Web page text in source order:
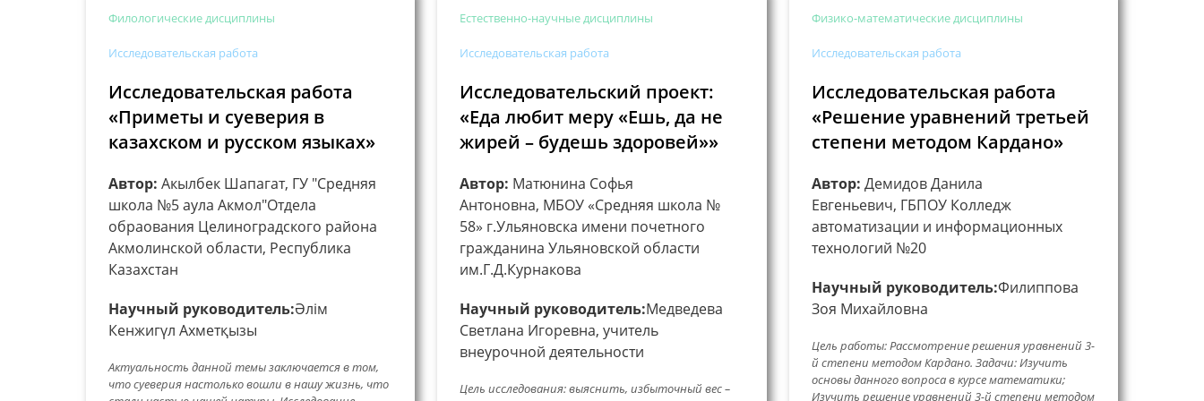
Филологические дисциплины
Исследовательская работа
Исследовательская работа
«Приметы и суеверия в
казахском и русском языках»
Автор: Акылбек Шапагат, ГУ "Средняя
школа №5 аула Акмол"Отдела
обраования Целиноградского района
Акмолинской области, Республика
Казахстан
Научный руководитель:Әлім
Кенжигүл Ахметқызы
Актуальность данной темы заключается в том,
что суеверия настолько вошли в нашу жизнь, что
Естественно-научные дисциплины
Исследовательская работа
Исследовательский проект:
«Еда любит меру «Ешь, да не
жирей – будешь здоровей»»
Автор: Матюнина Софья
Антоновна, МБОУ «Средняя школа №
58» г.Ульяновска имени почетного
гражданина Ульяновской области
им.Г.Д.Курнакова
Научный руководитель:Медведева
Светлана Игоревна, учитель
внеурочной деятельности
Цель исследования: выяснить, избыточный вес –
Физико-математические дисциплины
Исследовательская работа
Исследовательская работа
«Решение уравнений третьей
степени методом Кардано»
Автор: Демидов Данила
Евгеньевич, ГБПОУ Колледж
автоматизации и информационных
технологий №20
Научный руководитель:Филиппова
Зоя Михайловна
Цель работы: Рассмотрение решения уравнений 3-
й степени методом Кардано. Задачи: Изучить
основы данного вопроса в курсе математики;
Изучить решение уравнений 3-й степени методом